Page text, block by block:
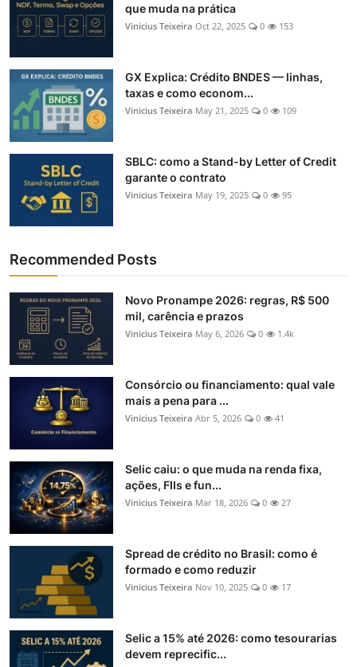
que muda na prática
Vinicius Teixeira Oct 22, 2025 0 153
GX Explica: Crédito BNDES — linhas,
taxas e como econom...
Vinicius Teixeira May 21, 2025 0 109
SBLC: como a Stand-by Letter of Credit
garante o contrato
Vinicius Teixeira May 19, 2025 0 95
Recommended Posts
Novo Pronampe 2026: regras, R$ 500
mil, carência e prazos
Vinicius Teixeira May 6, 2026 0 1.4k
Consórcio ou financiamento: qual vale
mais a pena para ...
Vinicius Teixeira Abr 5, 2026 0 41
Selic caiu: o que muda na renda fixa,
ações, FIIs e fun...
Vinicius Teixeira Mar 18, 2026 0 27
Spread de crédito no Brasil: como é
formado e como reduzir
Vinicius Teixeira Nov 10, 2025 0 17
Selic a 15% até 2026: como tesourarias
devem reprecific...